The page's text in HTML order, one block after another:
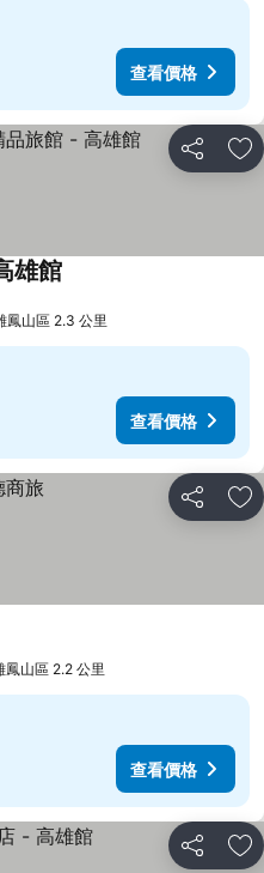
查看價格
分享 加
雄館
鳳山區 2.3 公里
查看價格
分享 加
價格
鳳山區 2.2 公里
查看價格
分享 加